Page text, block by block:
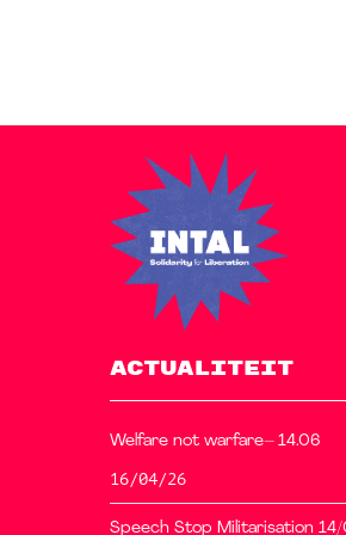
ACTUALITEIT
Welfare not warfare– 14.06
16/04/26
Speech Stop Militarisation 14/